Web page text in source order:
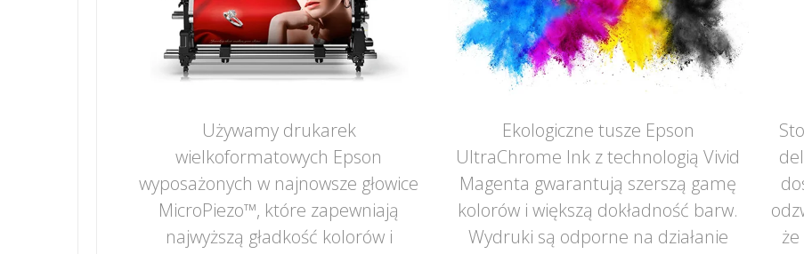
Używamy drukarek
wielkoformatowych Epson
wyposażonych w najnowsze głowice
MicroPiezo™, które zapewniają
najwyższą gładkość kolorów i
Ekologiczne tusze Epson
UltraChrome Ink z technologią Vivid
Magenta gwarantują szerszą gamę
kolorów i większą dokładność barw.
Wydruki są odporne na działanie